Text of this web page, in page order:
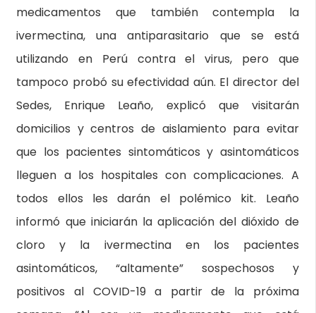
medicamentos que también contempla la
ivermectina, una antiparasitario que se está
utilizando en Perú contra el virus, pero que
tampoco probó su efectividad aún. El director del
Sedes, Enrique Leaño, explicó que visitarán
domicilios y centros de aislamiento para evitar
que los pacientes sintomáticos y asintomáticos
lleguen a los hospitales con complicaciones. A
todos ellos les darán el polémico kit. Leaño
informó que iniciarán la aplicación del dióxido de
cloro y la ivermectina en los pacientes
asintomáticos, “altamente” sospechosos y
positivos al COVID-19 a partir de la próxima